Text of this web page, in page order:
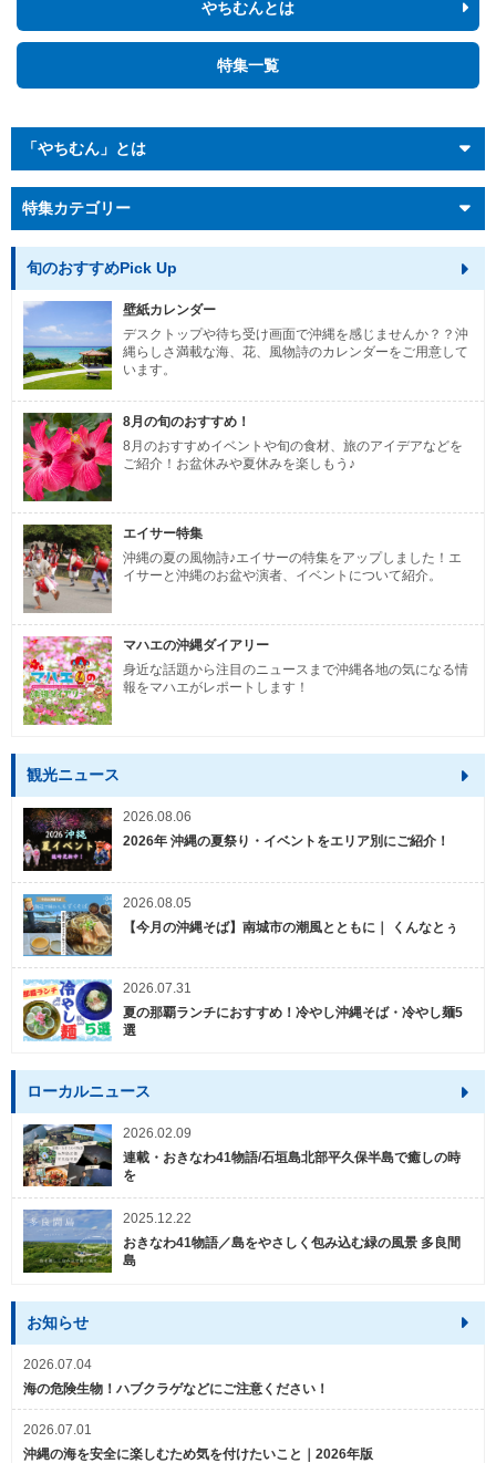
やちむんとは
特集一覧
「やちむん」とは
特集カテゴリー
旬のおすすめPick Up
壁紙カレンダー
デスクトップや待ち受け画面で沖縄を感じませんか？？沖
縄らしさ満載な海、花、風物詩のカレンダーをご用意して
います。
8月の旬のおすすめ！
8月のおすすめイベントや旬の食材、旅のアイデアなどを
ご紹介！お盆休みや夏休みを楽しもう♪
エイサー特集
沖縄の夏の風物詩♪エイサーの特集をアップしました！エ
イサーと沖縄のお盆や演者、イベントについて紹介。
マハエの沖縄ダイアリー
身近な話題から注目のニュースまで沖縄各地の気になる情
報をマハエがレポートします！
観光ニュース
2026.08.06
2026年 沖縄の夏祭り・イベントをエリア別にご紹介！
2026.08.05
【今月の沖縄そば】南城市の潮風とともに｜ くんなとぅ
2026.07.31
夏の那覇ランチにおすすめ！冷やし沖縄そば・冷やし麺5
選
ローカルニュース
2026.02.09
連載・おきなわ41物語/石垣島北部平久保半島で癒しの時
を
2025.12.22
おきなわ41物語／島をやさしく包み込む緑の風景 多良間
島
お知らせ
2026.07.04
海の危険生物！ハブクラゲなどにご注意ください！
2026.07.01
沖縄の海を安全に楽しむため気を付けたいこと｜2026年版